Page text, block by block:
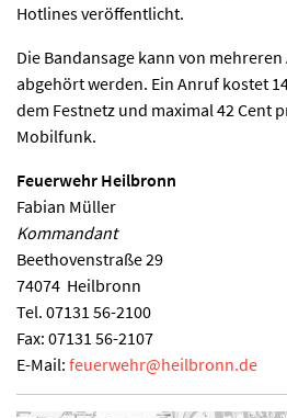
Hotlines veröffentlicht.
Die Bandansage kann von
abgehört werden. Ein Anruf kostet
dem Festnetz und maximal 42 Cent
Mobilfunk.
Feuerwehr Heilbronn
Fabian Müller
Kommandant
Beethovenstraße 29
74074 Heilbronn
Tel. 07131 56-2100
Fax: 07131 56-2107
E-Mail: feuerwehr@heilbronn.de